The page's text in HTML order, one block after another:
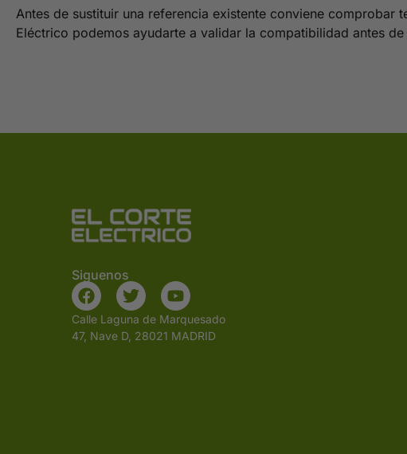
Antes de sustituir una referencia existente conviene
Eléctrico podemos ayudarte a validar la compatibilidad antes de
Siguenos
Calle Laguna de Marquesado
47, Nave D, 28021 MADRID